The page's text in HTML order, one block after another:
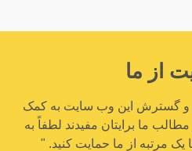
از ما
و گسترش این وب سایت به کمک
ما برایتان مفیدند لطفاً به
مرتبه از ما حمایت کنید. "